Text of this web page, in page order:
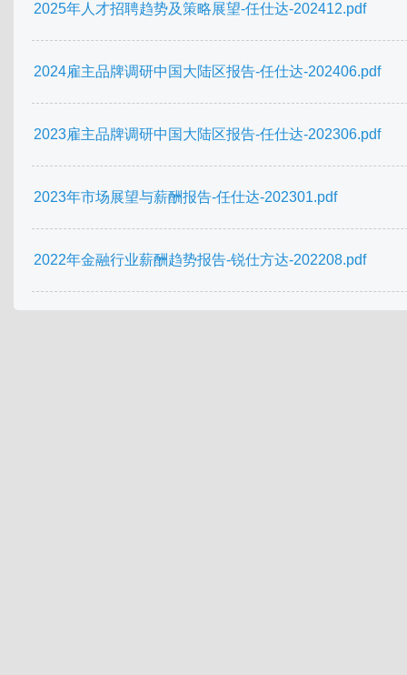
2025年人才招聘趋势及策略展望-任仕达-202412.pdf
2024雇主品牌调研中国大陆区报告-任仕达-202406.pdf
2023雇主品牌调研中国大陆区报告-任仕达-202306.pdf
2023年市场展望与薪酬报告-任仕达-202301.pdf
2022年金融行业薪酬趋势报告-锐仕方达-202208.pdf